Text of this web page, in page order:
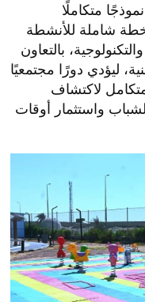
متكاملًا
خطة شاملة للأنشطة
بالتعاون
ليؤدي دورًا مجتمعيًا
لاكتشاف
واستثمار أوقات